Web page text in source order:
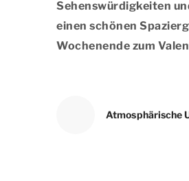
Sehenswürdigkeiten
einen schönen
Wochenende zum
Atmosphärische